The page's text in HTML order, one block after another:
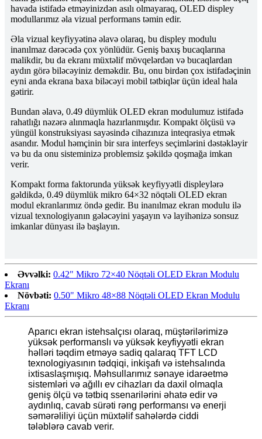
havada istifadə etməyinizdən asılı olmayaraq, OLED displey
modullarımız əla vizual performans təmin edir.
Əla vizual keyfiyyətinə əlavə olaraq, bu displey modulu
inanılmaz dərəcədə çox yönlüdür. Geniş baxış bucaqlarına
malikdir, bu da ekranı müxtəlif mövqelərdən və bucaqlardan
aydın görə biləcəyiniz deməkdir. Bu, onu birdən çox istifadəçinin
eyni anda ekrana baxa biləcəyi mobil tətbiqlər üçün ideal hala
gətirir.
Bundan əlavə, 0.49 düymlük OLED ekran modulumuz istifadə
rahatlığı nəzərə alınmaqla hazırlanmışdır. Kompakt ölçüsü və
yüngül konstruksiyası sayəsində cihazınıza inteqrasiya etmək
asandır. Modul həmçinin bir sıra interfeys seçimlərini dəstəkləyir
və bu da onu sisteminizə problemsiz şəkildə qoşmağa imkan
verir.
Kompakt forma faktorunda yüksək keyfiyyətli displeylərə
gəldikdə, 0.49 düymlük mikro 64×32 nöqtəli OLED ekran
modul ekranlarımız öndə gedir. Bu inanılmaz ekran modulu ilə
vizual texnologiyanın gələcəyini yaşayın və layihənizə sonsuz
imkanlar dünyası ilə başlayın.
Əvvəlki: 0.42" Mikro 72×40 Nöqtəli OLED Ekran Modulu
Ekranı
Növbəti: 0.50" Mikro 48×88 Nöqtəli OLED Ekran Modulu
Ekranı
Aparıcı ekran istehsalçısı olaraq, müştərilərimizə
yüksək performanslı və yüksək keyfiyyətli ekran
həlləri təqdim etməyə sadiq qalaraq TFT LCD
texnologiyasının tədqiqi, inkişafı və istehsalında
ixtisaslaşmışıq. Məhsullarımız sənaye idarəetmə
sistemləri və ağıllı ev cihazları da daxil olmaqla
geniş ölçü və tətbiq ssenarilərini əhatə edir və
aydınlıq, cavab sürəti rəng performansı və enerji
səmərəliliyi üçün müxtəlif sahələrdə ciddi
tələblərə cavab verir.